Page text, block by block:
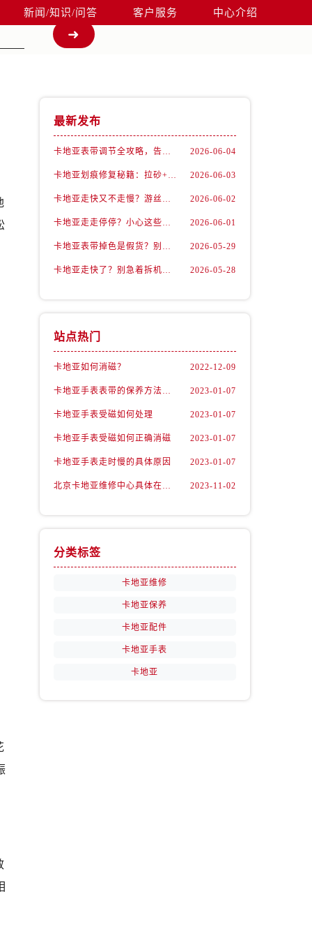
新闻/知识/问答 客户服务 中心介绍
最新发布
卡地亚表带调节全攻略，告别过短烦恼 2026-06-04
卡地亚划痕修复秘籍：拉砂+抛光双工艺还原如新 2026-06-03
卡地亚走快又不走慢？游丝问题你了解多少？ 2026-06-02
卡地亚走走停停？小心这些隐藏杀手 2026-06-01
卡地亚表带掉色是假货？别急，可能是这些日常习惯惹的祸 2026-05-29
卡地亚走快了？别急着拆机，先做这一步 2026-05-28
站点热门
卡地亚如何消磁？ 2022-12-09
卡地亚手表表带的保养方法有哪些？ 2023-01-07
卡地亚手表受磁如何处理 2023-01-07
卡地亚手表受磁如何正确消磁 2023-01-07
卡地亚手表走时慢的具体原因 2023-01-07
北京卡地亚维修中心具体在哪里？ 2023-11-02
分类标签
卡地亚维修
卡地亚保养
卡地亚配件
卡地亚手表
卡地亚